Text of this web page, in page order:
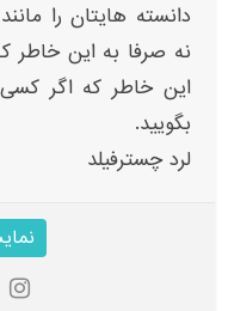
دانسته هایتان را
نه صرفا به این خاطر
این خاطر که اگر
بگویید.
لرد چسترفیلد